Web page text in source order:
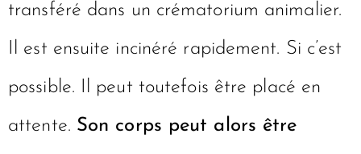
transféré dans un crématorium animalier.
Il est ensuite incinéré rapidement. Si c’est
possible. Il peut toutefois être placé en
attente. Son corps peut alors être